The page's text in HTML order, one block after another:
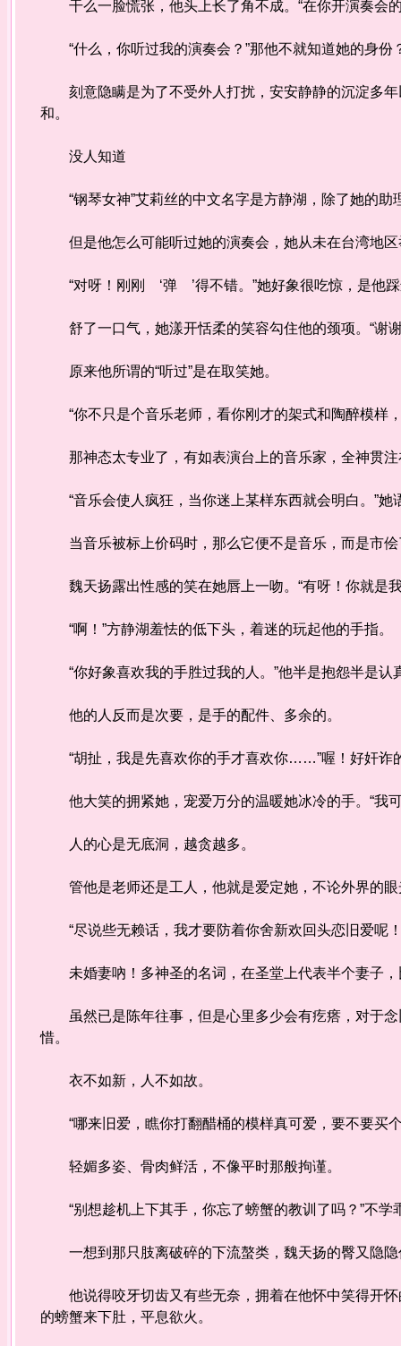
干么一脸慌张，他头上长了角不成。“在你开演奏会
“什么，你听过我的演奏会？”那他不就知道她的身
刻意隐瞒是为了不受外人打扰，安安静静的沉淀多年
和。
没人知道
“钢琴女神”艾莉丝的中文名字是方静湖，除了她的
但是他怎么可能听过她的演奏会，她从未在台湾地
“对呀！刚刚 ‘弹 ’得不错。”她好象很吃惊，是他
舒了一口气，她漾开恬柔的笑容勾住他的颈项。“谢
原来他所谓的“听过”是在取笑她。
“你不只是个音乐老师，看你刚才的架式和陶醉模样
那神态太专业了，有如表演台上的音乐家，全神贯
“音乐会使人疯狂，当你迷上某样东西就会明白。”
当音乐被标上价码时，那么它便不是音乐，而是市
魏天扬露出性感的笑在她唇上一吻。“有呀！你就是
“啊！”方静湖羞怯的低下头，着迷的玩起他的手指
“你好象喜欢我的手胜过我的人。”他半是抱怨半是
他的人反而是次要，是手的配件、多余的。
“胡扯，我是先喜欢你的手才喜欢你……”喔！好奸诈
他大笑的拥紧她，宠爱万分的温暖她冰冷的手。“我
人的心是无底洞，越贪越多。
管他是老师还是工人，他就是爱定她，不论外界的
“尽说些无赖话，我才要防着你舍新欢回头恋旧爱呢
未婚妻吶！多神圣的名词，在圣堂上代表半个妻子
虽然已是陈年往事，但是心里多少会有疙瘩，对于念
惜。
衣不如新，人不如故。
“哪来旧爱，瞧你打翻醋桶的模样真可爱，要不要买
轻媚多姿、骨肉鲜活，不像平时那般拘谨。
“别想趁机上下其手，你忘了螃蟹的教训了吗？”不
一想到那只肢离破碎的下流螯类，魏天扬的臀又隐
他说得咬牙切齿又有些无奈，拥着在他怀中笑得开怀
的螃蟹来下肚，平息欲火。